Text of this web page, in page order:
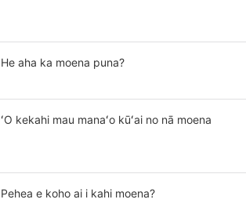
He aha ka moena puna?
ʻO kekahi mau manaʻo kūʻai no nā moena
Pehea e koho ai i kahi moena?